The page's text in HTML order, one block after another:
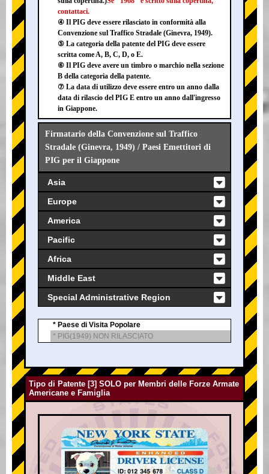
contattaci.
④ Il PIG deve essere rilasciato in conformità alla
Convenzione sul Traffico Stradale (Ginevra, 1949).
⑤ La categoria della patente del PIG deve essere
scritta come A, B, C, D, o E.
⑥ Il PIG deve avere un timbro o marchio nella sezione
B della categoria della patente.
⑦ La data di utilizzo deve essere entro un anno dalla
data di rilascio del PIG E entro un anno dall'ingresso
in Giappone.
Firmatario della Convenzione sul Traffico
Stradale (Ginevra, 1949) / Paesi Emettitori di
PIG per il Giappone
Asia
Europe
America
Pacific
Africa
Middle East
Special Administrative Region
* Paese di Visita Popolare
* PIG(1949) NON RILASCIATO
Tipo di Patente [3] SOLO per Membri delle Forze Armate
Americane e Famiglia